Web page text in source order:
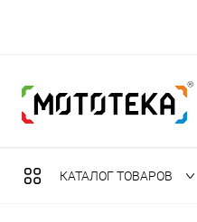
КАТАЛОГ ТОВАРОВ